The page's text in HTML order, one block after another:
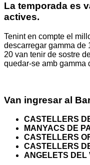
La temporada es
actives.
Tenint en compte el
descarregar gamma de
20 van tenir de sostre
quedar-se amb gamma
Van ingresar al
CASTELLERS
MANYACS DE
CASTELLERS
CASTELLERS
ANGELETS DEL